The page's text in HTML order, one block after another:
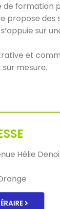
de formation
propose
sur
et
mesure.
Hélie